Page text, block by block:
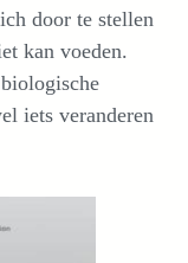
door te stellen
kan voeden.
iets veranderen